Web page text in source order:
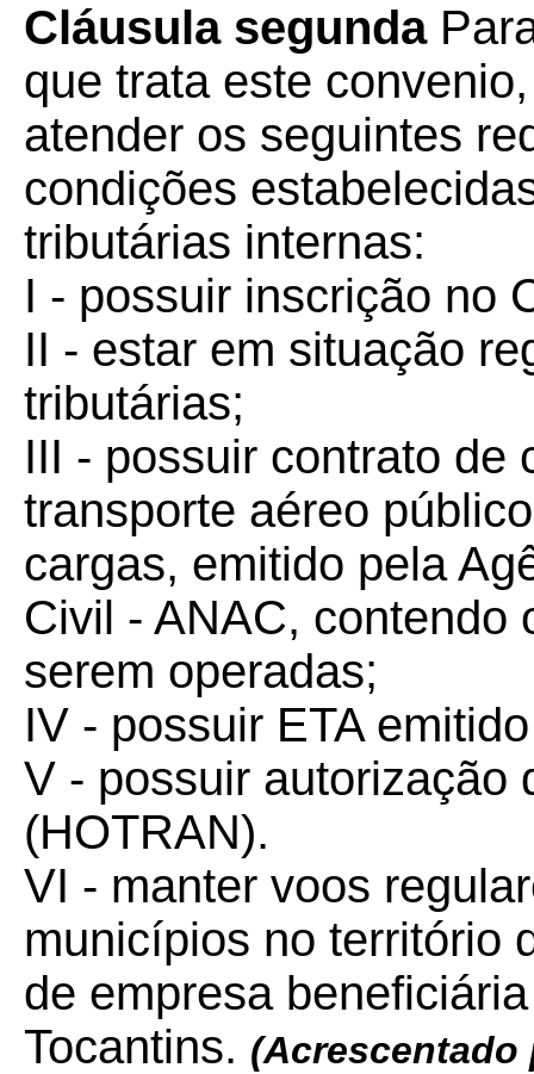
Cláusula segunda
que trata este
atender os seguintes
condições
tributárias internas:
I - possuir inscrição no
II - estar em situação
tributárias;
III - possuir contrato de
transporte aéreo
cargas, emitido pela
Civil - ANAC, contendo
serem operadas;
IV - possuir ETA
V - possuir autorização
(HOTRAN).
VI - manter voos
municípios no território
de empresa
Tocantins. (Acrescentado